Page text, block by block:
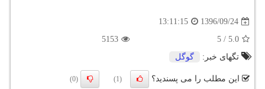
1396/09/24
13:11:15
5.0
/
5
5153
تگهای خبر:
گوگل
این مطلب را می پسندید؟ (1)
(0)